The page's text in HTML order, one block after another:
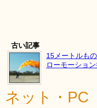
古い記事
15メートルも
ローモーショ
ネット・PC